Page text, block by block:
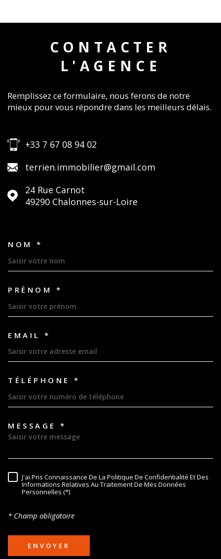
CONTACTER
L'AGENCE
Remplissez ce formulaire, nous ferons de notre
mieux pour vous répondre dans les meilleurs délais.
+33 7 67 08 94 02
terrien.immobilier@gmail.com
24 Rue Carnot
49290
Chalonnes-sur-Loire
NOM *
PRÉNOM *
EMAIL *
TÉLÉPHONE *
MESSAGE *
RÈGLEMENTATION
J'ai Pris Connaissance De La Politique De Confidentialité Et Des
Informations Relatives Au Traitement De Mes Données
Personnelles (*)
* Champ obligatoire
ENVOYER